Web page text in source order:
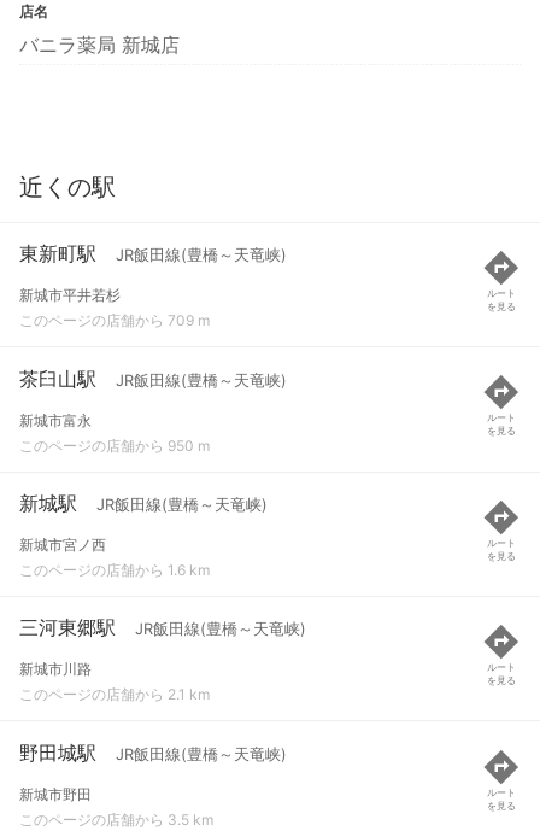
店名
バニラ薬局 新城店
近くの駅
東新町駅 JR飯田線(豊橋～天竜峡)
新城市平井若杉
このページの店舗から 709 m
ルート
を見る
茶臼山駅 JR飯田線(豊橋～天竜峡)
新城市富永
このページの店舗から 950 m
ルート
を見る
新城駅 JR飯田線(豊橋～天竜峡)
新城市宮ノ西
このページの店舗から 1.6 km
ルート
を見る
三河東郷駅 JR飯田線(豊橋～天竜峡)
新城市川路
このページの店舗から 2.1 km
ルート
を見る
野田城駅 JR飯田線(豊橋～天竜峡)
新城市野田
このページの店舗から 3.5 km
ルート
を見る